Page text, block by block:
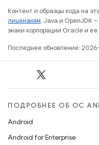
Контент и образцы кода на
лицензиям. Java и OpenJDK
знаки корпорации Oracle и
Последнее обновление:
ПОДРОБНЕЕ ОБ ОС
Android
Android for Enterprise